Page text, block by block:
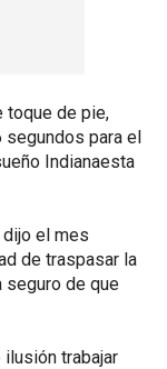
toque de pie,
segundos para el
Indianaesta
dijo el mes
de traspasar la
seguro de que
ilusión trabajar